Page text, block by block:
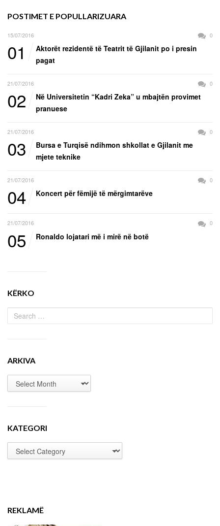
POSTIMET E POPULLARIZUARA
15/07/2016 0
01
Aktorët rezidentë të Teatrit të Gjilanit po i presin
pagat
21/07/2016 0
02
Në Universitetin “Kadri Zeka” u mbajtën provimet
pranuese
21/07/2016 0
03
Bursa e Turqisë ndihmon shkollat e Gjilanit me
mjete teknike
21/07/2016 0
04 Koncert për fëmijë të mërgimtarëve
21/07/2016 0
05 Ronaldo lojatari më i mirë në botë
KËRKO
ARKIVA
KATEGORI
REKLAMË